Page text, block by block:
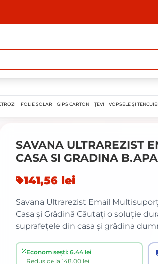
FOLIE SOLAR GIPS CARTON ȚEVI VOPSELE ȘI
SAVANA ULTRAREZIST
CASA SI GRADINA
141,56 lei
Savana Ultrarezist Email
Casa și Grădină Căutați o soluție
suprafețele din casa și grădina
Economisești: 6.44 lei
Redus de la 148.00 lei